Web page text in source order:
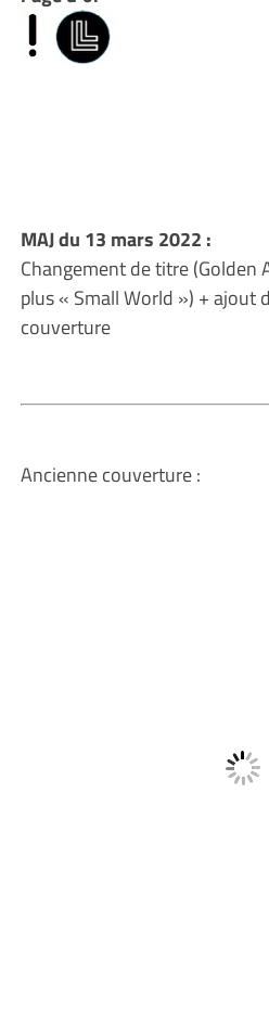
MAJ du 13 mars 2022 :
Changement de titre (Golden
plus « Small World ») + ajout
couverture
Ancienne couverture :